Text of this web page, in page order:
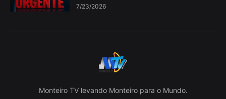
7/23/2026
Monteiro TV levando Monteiro para o Mundo.